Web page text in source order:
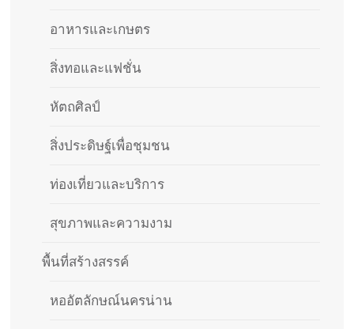
อาหารและเกษตร
สิ่งทอและแฟชั่น
หัตถศิลป์
สิ่งประดิษฐ์เพื่อชุมชน
ท่องเที่ยวและบริการ
สุขภาพและความงาม
พื้นที่สร้างสรรค์
หออัตลักษณ์นครน่าน